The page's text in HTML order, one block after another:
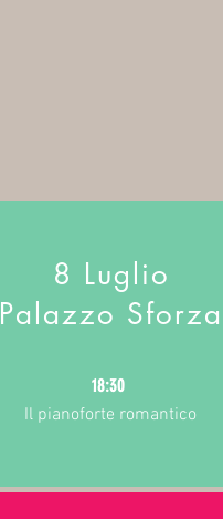
8 Luglio
Palazzo Sforza
18:30
Il pianoforte romantico